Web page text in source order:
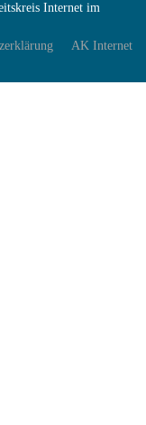
Internet im
AK Internet